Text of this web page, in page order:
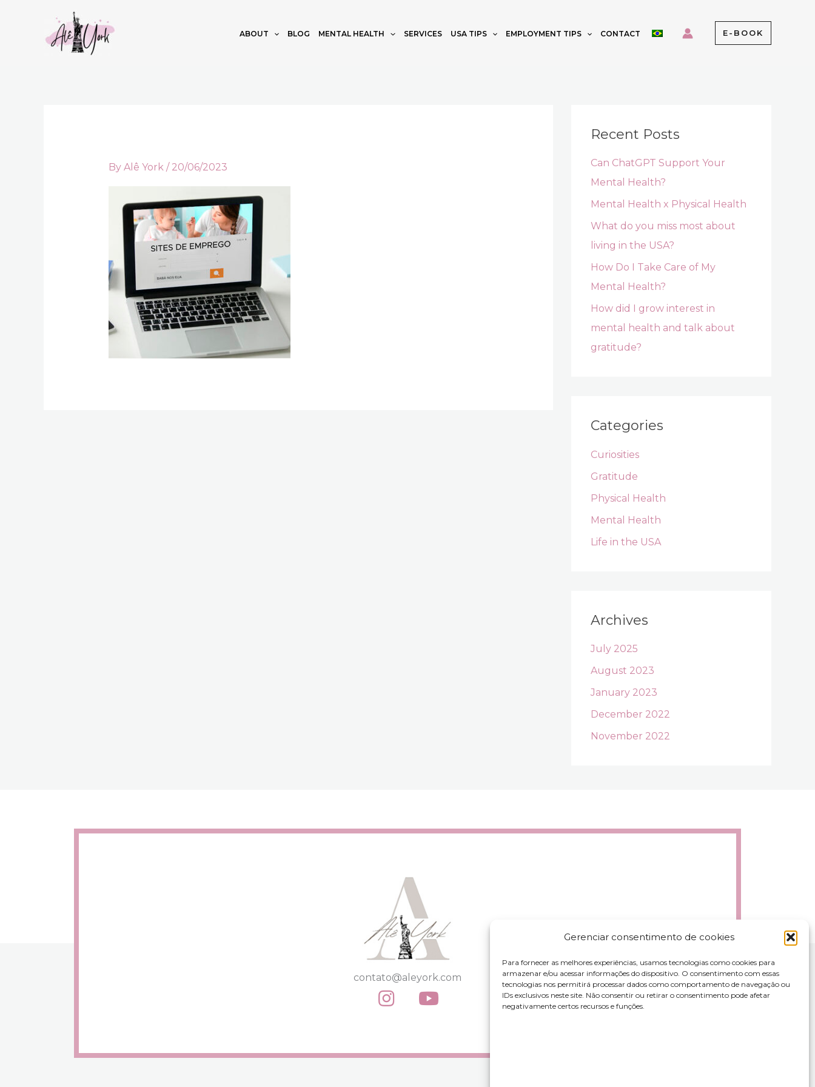
Gerenciar consentimento de cookies
Para fornecer as melhores experiências, usamos tecnologias como cookies para
armazenar e/ou acessar informações do dispositivo. O consentimento com essas
tecnologias nos permitirá processar dados como comportamento de navegação ou
IDs exclusivos neste site. Não consentir ou retirar o consentimento pode afetar
negativamente certos recursos e funções.
ABOUT BLOG MENTAL HEALTH SERVICES USA TIPS EMPLOYMENT TIPS CONTACT E-BOOK
By Alê York / 20/06/2023
Recent Posts
Can ChatGPT Support Your
Mental Health?
Mental Health x Physical Health
What do you miss most about
living in the USA?
How Do I Take Care of My
Mental Health?
How did I grow interest in
mental health and talk about
gratitude?
Categories
Curiosities
Gratitude
Physical Health
Mental Health
Life in the USA
Archives
July 2025
August 2023
January 2023
December 2022
November 2022
contato@aleyork.com